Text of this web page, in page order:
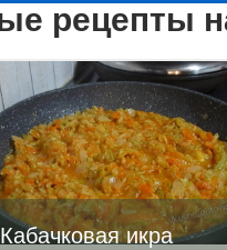
рецепты
Кабачковая икра